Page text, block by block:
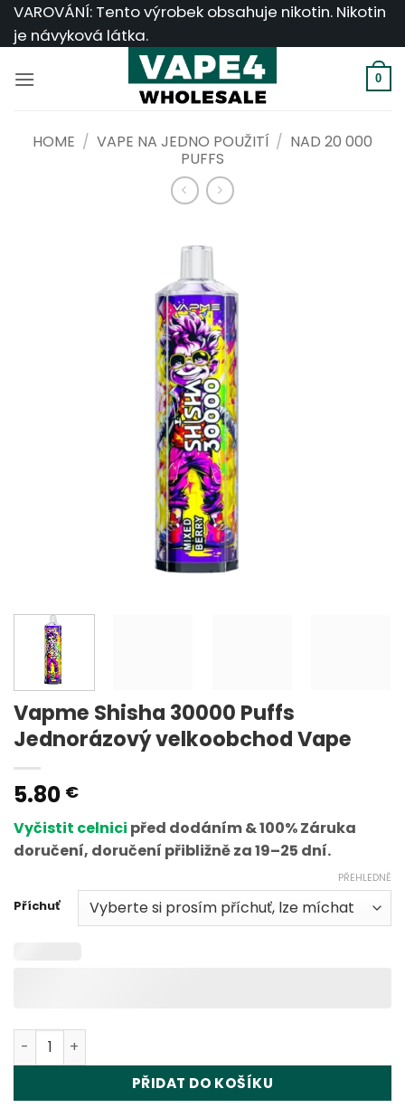
Přeskočit
na
VAROVÁNÍ: Tento výrobek obsahuje nikotin. Nikotin
je návyková látka.
0
HOME / VAPE NA JEDNO POUŽITÍ / NAD 20 000
PUFFS
Vapme Shisha 30000 Puffs
Jednorázový velkoobchod Vape
5.80 €
Vyčistit celnici před dodáním & 100% Záruka
doručení, doručení přibližně za 19–25 dní.
Příchuť
PŘEHLEDNĚ
Vapme Shisha 30000 Puffs Disposable Vape Wholesale
PŘIDAT DO KOŠÍKU